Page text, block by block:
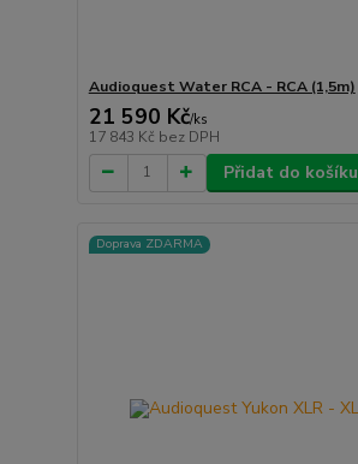
Audioquest Water RCA - RCA (1,5m)
21 590 Kč/ks
17 843 Kč bez DPH
Přidat do košíku
Doprava ZDARMA